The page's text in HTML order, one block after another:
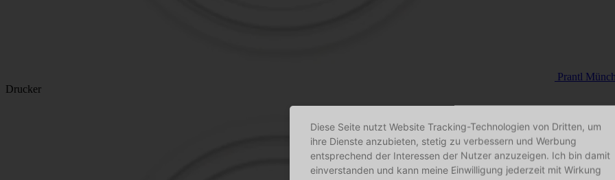
Prantl
Drucker
Diese Seite nutzt Website Tracking-Technologien von Dritten, um
ihre Dienste anzubieten, stetig zu verbessern und Werbung
entsprechend der Interessen der Nutzer anzuzeigen. Ich bin damit
einverstanden und kann meine Einwilligung jederzeit mit Wirkung